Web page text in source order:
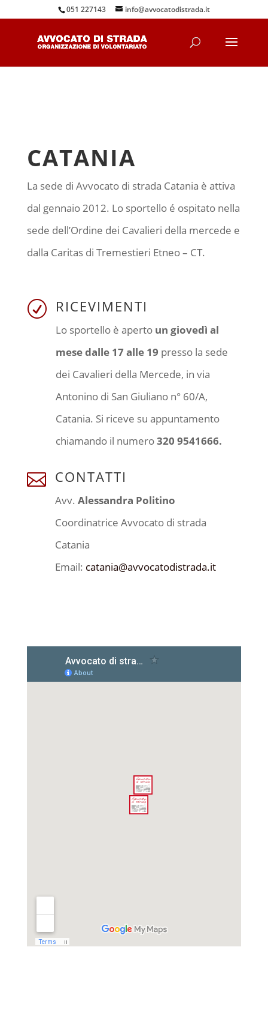
051 227143 info@avvocatodistrada.it
CATANIA
La sede di Avvocato di strada Catania è attiva
dal gennaio 2012. Lo sportello é ospitato nella
sede dell’Ordine dei Cavalieri della mercede e
dalla Caritas di Tremestieri Etneo – CT.
R RICEVIMENTI
Lo sportello è aperto un giovedì al
mese dalle 17 alle 19 presso la sede
dei Cavalieri della Mercede, in via
Antonino di San Giuliano n° 60/A,
Catania. Si riceve su appuntamento
chiamando il numero320 9541666.
 CONTATTI
Avv. Alessandra Politino
Coordinatrice Avvocato di strada
Catania
Email: catania@avvocatodistrada.it